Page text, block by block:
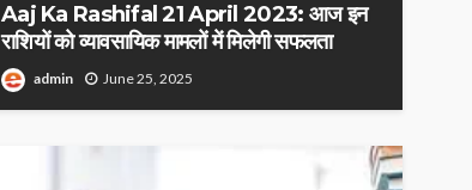
Aaj Ka Rashifal 21 April 2023: आज इन
राशियों को व्यावसायिक मामलों में मिलेगी सफलता
admin June 25, 2025